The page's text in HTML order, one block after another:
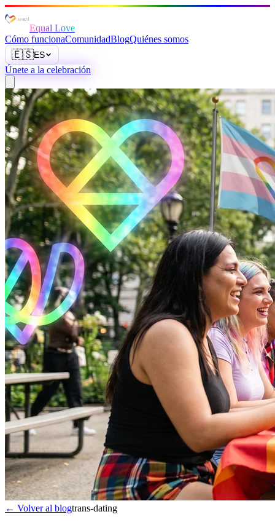
Equal Love
Cómo funcionaComunidadBlogQuiénes somos
🇪🇸ES
Únete a la celebración
← Volver al blogtrans-dating